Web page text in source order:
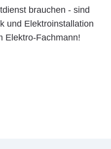
brauchen - sind
und Elektroinstallation
Elektro-Fachmann!